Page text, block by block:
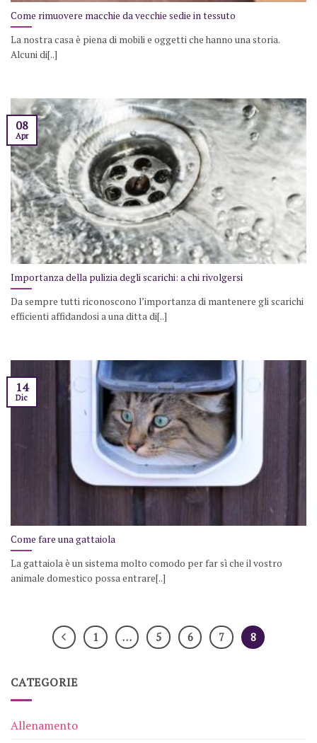
Come rimuovere macchie da vecchie sedie in tessuto
La nostra casa è piena di mobili e oggetti che hanno una storia.
Alcuni di[..]
Importanza della pulizia degli scarichi: a chi rivolgersi
Da sempre tutti riconoscono l’importanza di mantenere gli scarichi
efficienti affidandosi a una ditta di[..]
08
Apr
Come fare una gattaiola
La gattaiola è un sistema molto comodo per far sì che il vostro
animale domestico possa entrare[..]
14
Dic
1 … 5 6 7 8
CATEGORIE
Allenamento